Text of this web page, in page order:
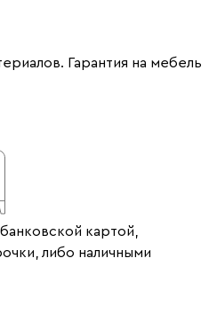
Гарантия на мебель
картой,
либо наличными